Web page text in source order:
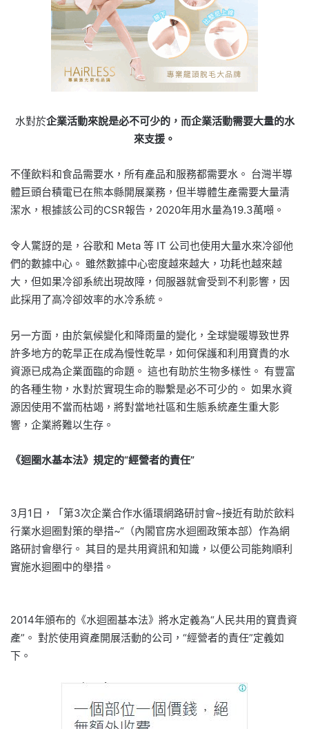
水對於企業活動來說是必不可少的，而企業活動需要大量的水
來支援。
不僅飲料和食品需要水，所有產品和服務都需要水。 台灣半導
體巨頭台積電已在熊本縣開展業務，但半導體生產需要大量清
潔水，根據該公司的CSR報告，2020年用水量為19.3萬噸。
令人驚訝的是，谷歌和 Meta 等 IT 公司也使用大量水來冷卻他
們的數據中心。 雖然數據中心密度越來越大，功耗也越來越
大，但如果冷卻系統出現故障，伺服器就會受到不利影響，因
此採用了高冷卻效率的水冷系統。
另一方面，由於氣候變化和降雨量的變化，全球變暖導致世界
許多地方的乾旱正在成為慢性乾旱，如何保護和利用寶貴的水
資源已成為企業面臨的命題。 這也有助於生物多樣性。 有豐富
的各種生物，水對於實現生命的聯繫是必不可少的。 如果水資
源因使用不當而枯竭，將對當地社區和生態系統產生重大影
響，企業將難以生存。
《迴圈水基本法》規定的“經營者的責任”
3月1日，「第3次企業合作水循環網路研討會~接近有助於飲料
行業水迴圈對策的舉措~“（內閣官房水迴圈政策本部）作為網
路研討會舉行。 其目的是共用資訊和知識，以便公司能夠順利
實施水迴圈中的舉措。
2014年頒布的《水迴圈基本法》將水定義為“人民共用的寶貴資
產”。 對於使用資產開展活動的公司，“經營者的責任”定義如
下。